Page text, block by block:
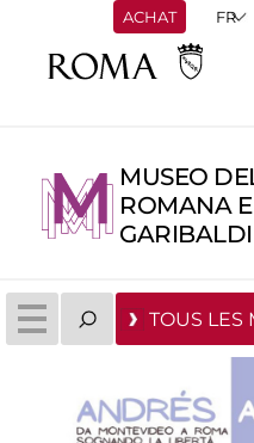
ACHAT
MUSEO
ROMANA
TOUS LES